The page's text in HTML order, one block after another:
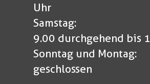
Uhr
Samstag:
9.00 durchgehend bis
Sonntag und Montag:
geschlossen